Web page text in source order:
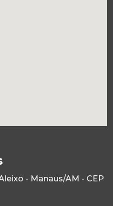
- Manaus/AM - CEP